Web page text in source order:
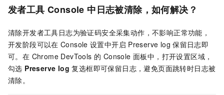
发者工具 Console 中日志被清除，如何解决？
清除开发者工具日志为验证码安全采集动作，不影响正常功能，
开发阶段可以在 Console 设置中开启 Preserve log 保留日志即
可。在 Chrome DevTools 的 Console 面板中，打开设置区域，
勾选 Preserve log 复选框即可保留日志，避免页面跳转时日志被
清除。